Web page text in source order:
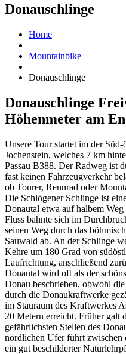
Donauschlinge
Home
Mountainbike
Donauschlinge
Donauschlinge
Höhenmeter am
Unsere Tour startet im der
Jochenstein, welches 7 km
Passau B388. Der Radweg ist
fast keinen Fahrzeugverkehr
ob Tourer, Rennrad oder
Die Schlögener Schlinge ist
Donautal etwa auf halbem
Fluss bahnte sich im
seinen Weg durch das
Sauwald ab. An der Schlinge
Kehre um 180 Grad von
Laufrichtung, anschließend
Donautal wird oft als der
Donau beschrieben, obwohl
durch die Donaukraftwerke
im Stauraum des Kraftwerkes
20 Metern erreicht. Früher galt
gefährlichsten Stellen des
nördlichen Ufer führt zwischen
ein gut beschilderter